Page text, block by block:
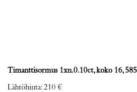
Timanttisormus 1xn.0.10ct, koko 16,
Lähtöhinta:210 €